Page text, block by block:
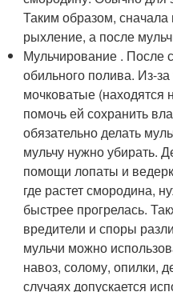
Таким образом, сначала
рыхление, а после
Мульчирование . После
обильного полива. Из-
мочковатые (находятся
помочь ей сохранить
обязательно делать
мульчу нужно убирать.
помощи лопаты и
где растет смородина,
быстрее прогрелась.
вредители и споры
мульчи можно
навоз, солому, опилки,
случаях допускается